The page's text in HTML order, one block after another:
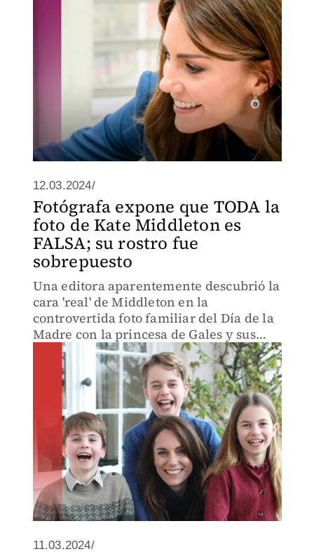
12.03.2024/
Fotógrafa expone que TODA la
foto de Kate Middleton es
FALSA; su rostro fue
sobrepuesto
Una editora aparentemente descubrió la
cara 'real' de Middleton en la
controvertida foto familiar del Día de la
Madre con la princesa de Gales y sus
tres hijos.
11.03.2024/